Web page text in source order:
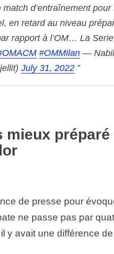
match d’entraînement
en retard au niveau
rapport à l’OM… La
#OMMilan —
July 31, 2022
mieux
de presse pour
ne passe pas par
y avait une différence